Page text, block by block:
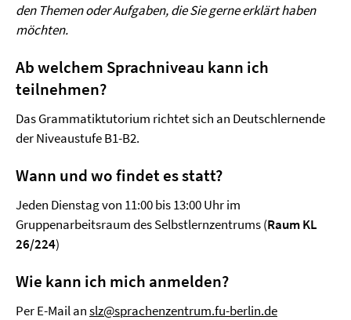
den Themen oder Aufgaben, die Sie gerne erklärt haben
möchten.
Ab welchem Sprachniveau kann ich
teilnehmen?
Das Grammatiktutorium richtet sich an Deutschlernende
der Niveaustufe B1-B2.
Wann und wo findet es statt?
Jeden Dienstag von 11:00 bis 13:00 Uhr im
Gruppenarbeitsraum des Selbstlernzentrums (Raum KL
26/224)
Wie kann ich mich anmelden?
Per E-Mail anslz@sprachenzentrum.fu-berlin.de